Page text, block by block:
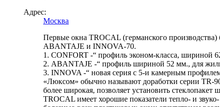
Адрес:
Москва
Первые окна TROCAL (германского
ABANTAJE и INNOVA-70.
1. CONFORT -“ профиль эконом-класса, шириной
2. ABANTAJE -“ профиль шириной 52 мм., для
3. INNOVA -“ новая серия с 5-и камерным
«Люксом» обычно называют доработки серии TR-
более широкая, позволяет установить
TROCAL имеет хорошие показатели тепло- и